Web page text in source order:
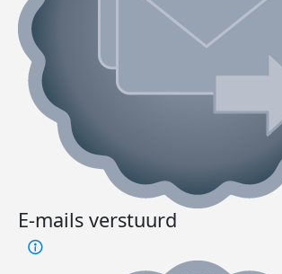
E-mails verstuurd